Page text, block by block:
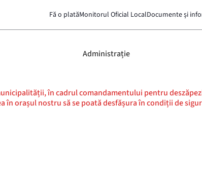
Fă o platăMonitorul Oficial LocalDocumente și
Administrație
în cadrul comandamentului pentru
orașul nostru să se poată desfășura în condiții de